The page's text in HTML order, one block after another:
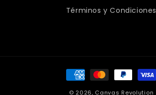
Términos y Condiciones
Formas
de
pago
© 2026, Canvas Revolution